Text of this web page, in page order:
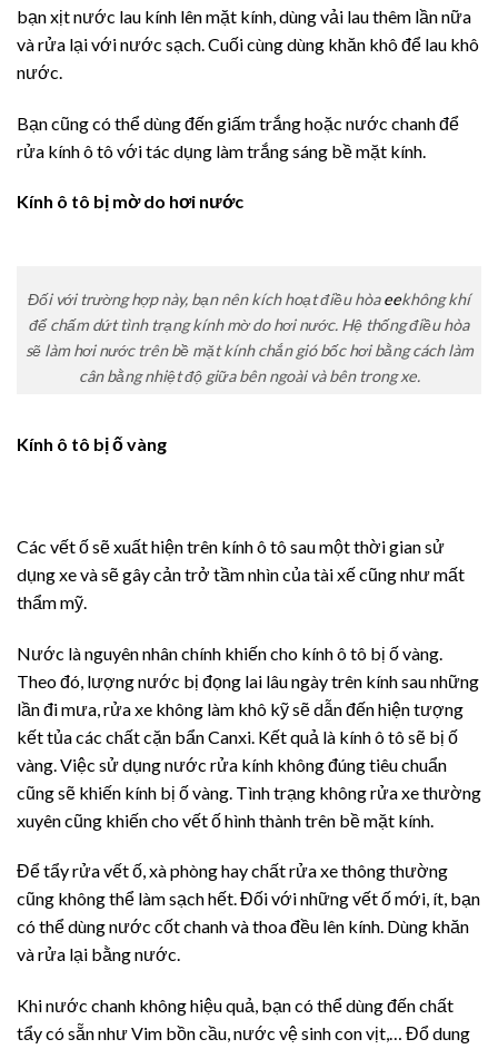
bạn xịt nước lau kính lên mặt kính, dùng vải lau thêm lần nữa
và rửa lại với nước sạch. Cuối cùng dùng khăn khô để lau khô
nước.
Bạn cũng có thể dùng đến giấm trắng hoặc nước chanh để
rửa kính ô tô với tác dụng làm trắng sáng bề mặt kính.
Kính ô tô bị mờ do hơi nước
Đối với trường hợp này, bạn nên kích hoạt điều hòa eekhông khí
để chấm dứt tình trạng kính mờ do hơi nước. Hệ thống điều hòa
sẽ làm hơi nước trên bề mặt kính chắn gió bốc hơi bằng cách làm
cân bằng nhiệt độ giữa bên ngoài và bên trong xe.
Kính ô tô bị ố vàng
Các vết ố sẽ xuất hiện trên kính ô tô sau một thời gian sử
dụng xe và sẽ gây cản trở tầm nhìn của tài xế cũng như mất
thẩm mỹ.
Nước là nguyên nhân chính khiến cho kính ô tô bị ố vàng.
Theo đó, lượng nước bị đọng lai lâu ngày trên kính sau những
lần đi mưa, rửa xe không làm khô kỹ sẽ dẫn đến hiện tượng
kết tủa các chất cặn bẩn Canxi. Kết quả là kính ô tô sẽ bị ố
vàng. Việc sử dụng nước rửa kính không đúng tiêu chuẩn
cũng sẽ khiến kính bị ố vàng. Tình trạng không rửa xe thường
xuyên cũng khiến cho vết ố hình thành trên bề mặt kính.
Để tẩy rửa vết ố, xà phòng hay chất rửa xe thông thường
cũng không thể làm sạch hết. Đối với những vết ố mới, ít, bạn
có thể dùng nước cốt chanh và thoa đều lên kính. Dùng khăn
và rửa lại bằng nước.
Khi nước chanh không hiệu quả, bạn có thể dùng đến chất
tẩy có sẵn như Vim bồn cầu, nước vệ sinh con vịt,… Đổ dung